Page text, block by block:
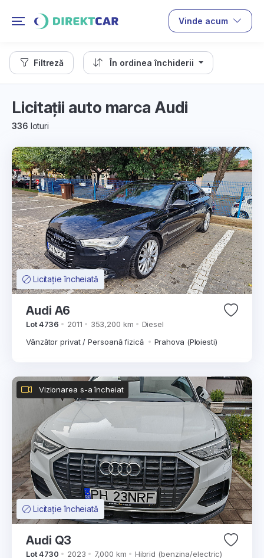
Vinde acum
Filtreză În ordinea închiderii
Licitații auto marca Audi
336 loturi
Licitație încheiată
Audi A6
Lot 4736 2011 353,200 km
Diesel
Vânzător privat / Persoană fizică
Prahova (Ploiesti)
Licitație încheiată
Vizionarea s-a încheiat
Audi Q3
Lot 4730 2023 7,000 km
Hibrid (benzina/electric)